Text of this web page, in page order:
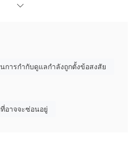
รควบคุมมักจะเผชิญกับความเสี่ยงใน
ได้ในปัจจุบันนี้ ซึ่งหมายความว่า
และเชื่อถือได้
ต ขาดความโปร่งใสนี้รวมถึงข้อมูลเกี่ยว
การกำกับดูแลกำลังถูกตั้งข้อสงสัย
อาจจะซ่อนอยู่